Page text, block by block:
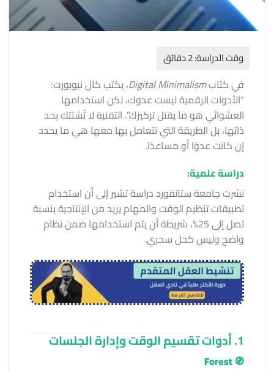
في كتابDigital Minimalism، يكتب كال نيوبورت:
“الأدوات الرقمية ليست عدوك، لكن استخدامها
العشوائي هو ما يقتل تركيزك”. التقنية لا تُشتتك بحد
ذاتها، بل الطريقة التي تتعامل بها معها هي ما يحدد
إن كانت عدوًا أو مساعدًا.
دراسة علمية:
نشرت جامعة ستانفورد دراسة تشير إلى أن استخدام
تطبيقات تنظيم الوقت والمهام يزيد من الإنتاجية بنسبة
تصل إلى 25%، شريطة أن يتم استخدامها ضمن نظام
واضح وليس كحل سحري.
1. أدوات تقسيم الوقت وإدارة الجلسات
🧭
Forest